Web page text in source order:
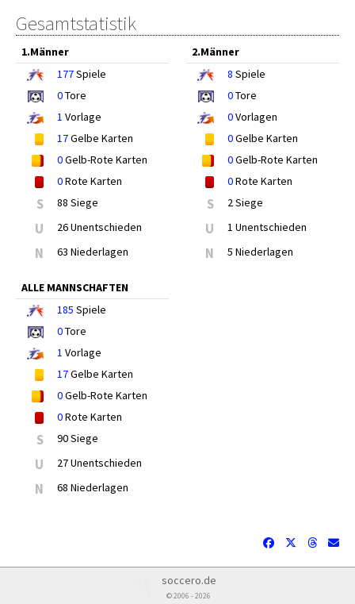
Gesamtstatistik
1.Männer
177Spiele
0Tore
1 Vorlage
17Gelbe Karten
0Gelb-Rote Karten
0Rote Karten
S 88 Siege
U 26 Unentschieden
N 63 Niederlagen
2.Männer
8 Spiele
0Tore
0Vorlagen
0Gelbe Karten
0Gelb-Rote Karten
0Rote Karten
S 2 Siege
U 1 Unentschieden
N 5 Niederlagen
ALLE MANNSCHAFTEN
185 Spiele
0Tore
1 Vorlage
17Gelbe Karten
0Gelb-Rote Karten
0Rote Karten
S 90 Siege
U 27 Unentschieden
N 68 Niederlagen
soccero.de
© 2006 - 2026